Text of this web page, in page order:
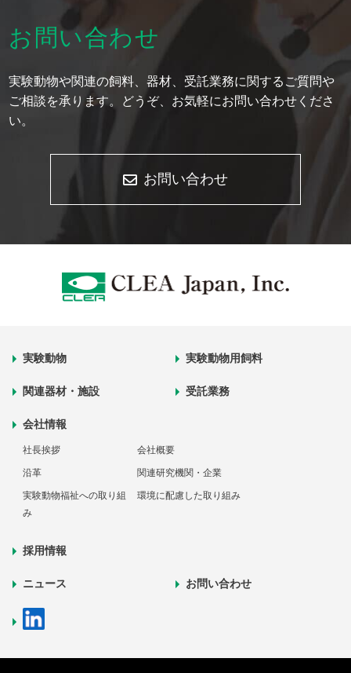
お問い合わせ
実験動物や関連の飼料、器材、受託業務に関するご質問や
ご相談を承ります。どうぞ、お気軽にお問い合わせくださ
い。
お問い合わせ
実験動物 実験動物用飼料
関連器材・施設 受託業務
会社情報
社長挨拶 会社概要
沿革 関連研究機関・企業
実験動物福祉への取り組
み
環境に配慮した取り組み
採用情報
ニュース お問い合わせ